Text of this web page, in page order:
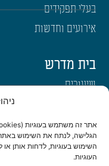
הגלישה, לנתח את השימוש
השימוש בעוגיות, לדחות אותן
העוגיות.
בעלי תפקידים
אירועים וחדשות
בית מדרש
שיעורים
ימי עיון